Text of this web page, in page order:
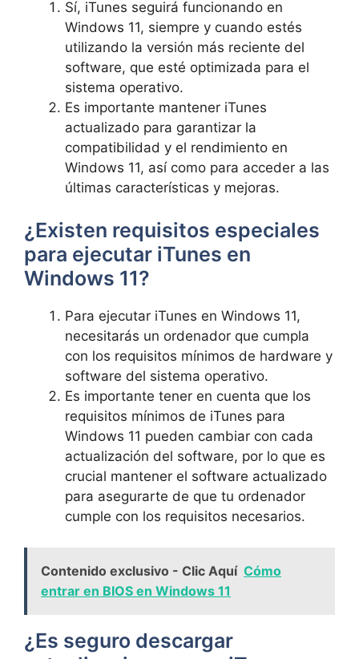
Sí, iTunes‌ seguirá funcionando en
Windows 11, siempre y ‌cuando estés⁣
utilizando la versión más ​reciente del
software, que esté optimizada para el
sistema operativo.
Es importante mantener iTunes
actualizado para garantizar la
compatibilidad y el rendimiento ⁤en
Windows 11, así como para acceder a las
últimas características y ⁢mejoras.
¿Existen requisitos especiales
para ejecutar iTunes en
Windows 11?
Para ejecutar iTunes en​ Windows 11,
necesitarás un ordenador que cumpla
con los requisitos mínimos de hardware y
software del sistema operativo.
Es importante ‍tener ⁣en cuenta que los
requisitos mínimos de iTunes para
Windows 11 pueden cambiar con cada
actualización del software, por lo que ⁢es
crucial ⁣mantener el software actualizado
para asegurarte de que tu ordenador
cumple con los requisitos necesarios.
Contenido exclusivo - Clic Aquí Cómo
entrar en BIOS en Windows 11
¿Es seguro descargar